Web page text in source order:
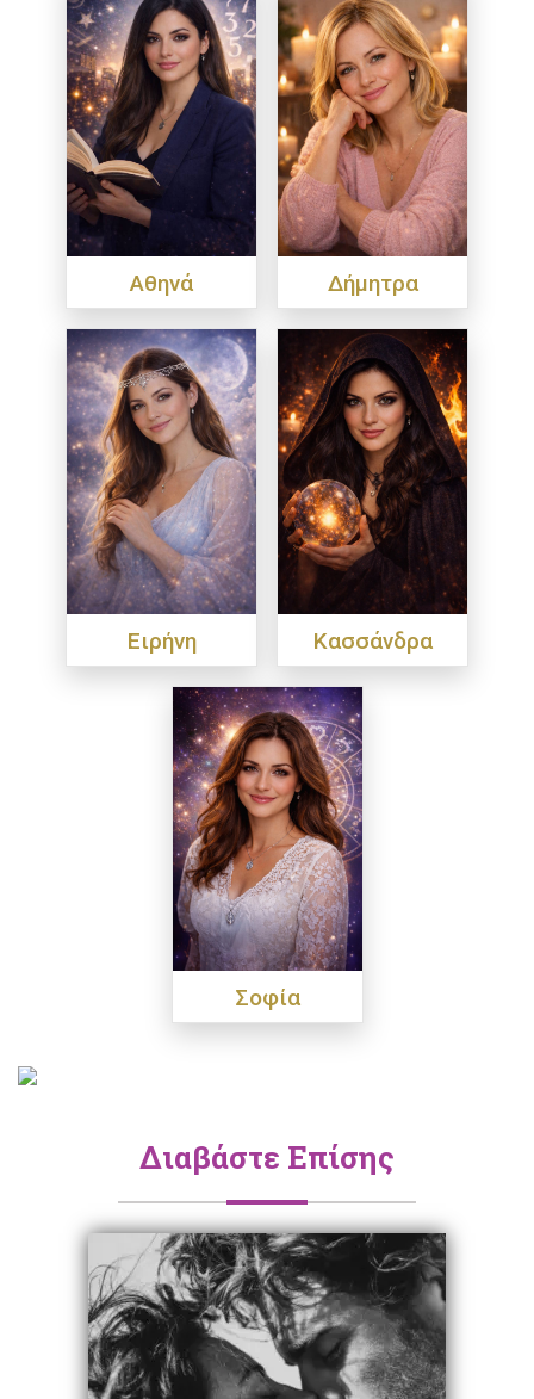
Αθηνά Δήμητρα
Ειρήνη Κασσάνδρα
Σοφία
Διαβάστε Επίσης